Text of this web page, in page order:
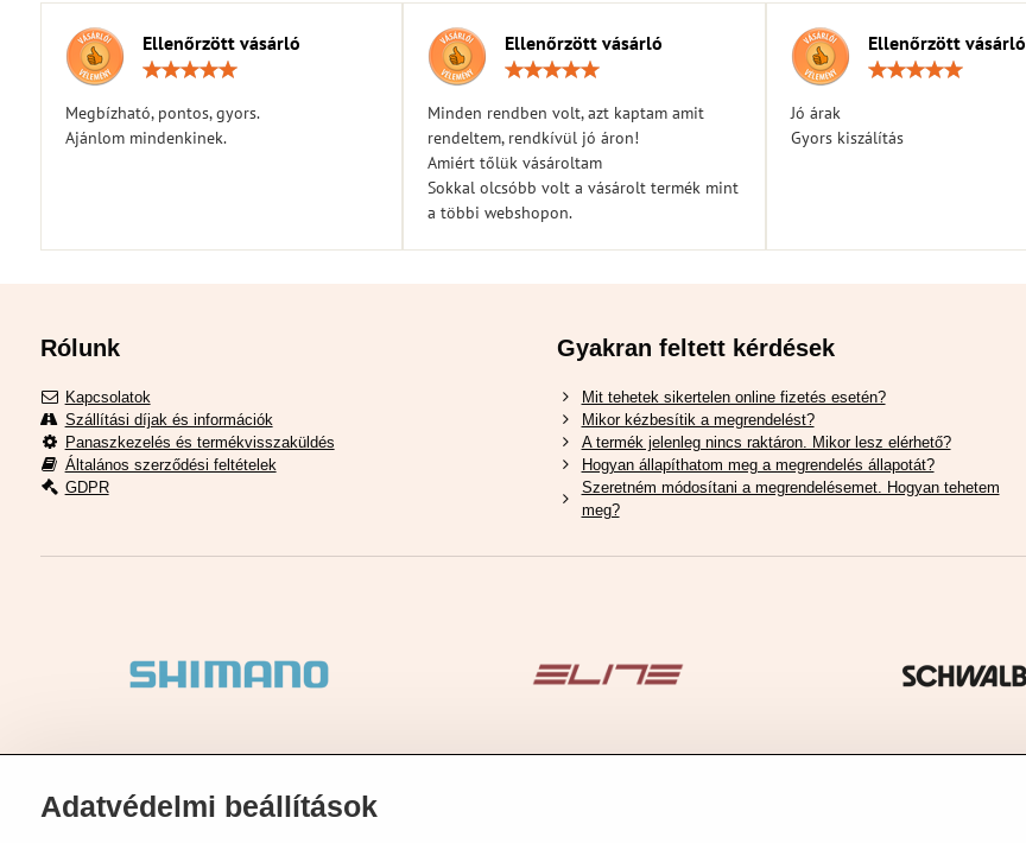
Ellenőrzött vásárló
Megbízható, pontos, gyors.
Ajánlom mindenkinek.
Ellenőrzött vásárló
/
5
Minden rendben volt, azt kaptam amit
rendeltem, rendkívül jó áron!
Amiért tőlük vásároltam
Sokkal olcsóbb volt a vásárolt termék mint
a többi webshopon.
Ellenőrzött vásárló
Jó árak
Gyors kiszálítás
Rólunk
Kapcsolatok
Szállítási díjak és információk
Panaszkezelés és termékvisszaküldés
Általános szerződési feltételek
GDPR
Gyakran feltett kérdések
Mit tehetek sikertelen online fizetés esetén?
Mikor kézbesítik a megrendelést?
A termék jelenleg nincs raktáron. Mikor lesz elérhető?
Hogyan állapíthatom meg a megrendelés állapotát?
Szeretném módosítani a megrendelésemet. Hogyan tehetem
meg?
Adatvédelmi beállítások